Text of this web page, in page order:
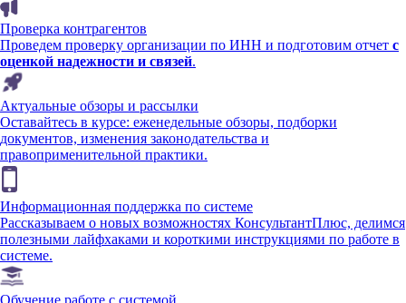
Проверка контрагентов
Проведем проверку организации по ИНН и подготовим отчет с
оценкой надежности и связей.
Актуальные обзоры и рассылки
Оставайтесь в курсе: еженедельные обзоры, подборки
документов, изменения законодательства и
правоприменительной практики.
Информационная поддержка по системе
Рассказываем о новых возможностях КонсультантПлюс, делимся
полезными лайфхаками и короткими инструкциями по работе в
системе.